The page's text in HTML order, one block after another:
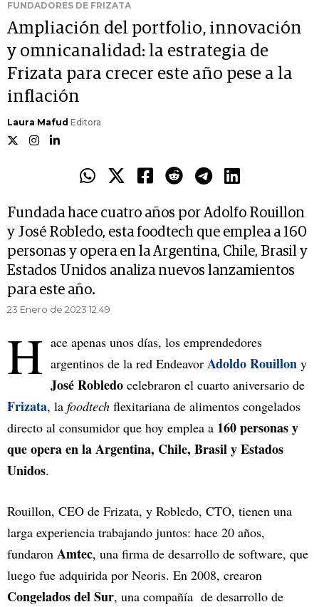
FUNDADORES DE FRIZATA
Ampliación del portfolio, innovación
y omnicanalidad: la estrategia de
Frizata para crecer este año pese a la
inflación
Laura Mafud Editora
Fundada hace cuatro años por Adolfo Rouillon
y José Robledo, esta foodtech que emplea a 160
personas y opera en la Argentina, Chile, Brasil y
Estados Unidos analiza nuevos lanzamientos
para este año.
23 Enero de 2023 12.49
H ace apenas unos días, los emprendedores
argentinos de la red Endeavor Adoldo Rouillon y
José Robledo celebraron el cuarto aniversario de
Frizata, la foodtech flexitariana de alimentos congelados
directo al consumidor que hoy emplea a 160 personas y
que opera en la Argentina, Chile, Brasil y Estados
Unidos.
Rouillon, CEO de Frizata, y Robledo, CTO, tienen una
larga experiencia trabajando juntos: hace 20 años,
fundaron Amtec, una firma de desarrollo de software, que
luego fue adquirida por Neoris. En 2008, crearon
Congelados del Sur, una compañía de desarrollo de